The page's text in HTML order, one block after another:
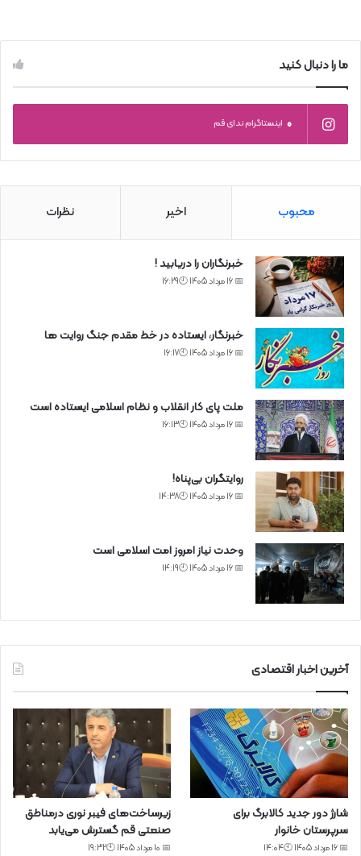
ما را دنبال کنید
0 اینستاگرام ندای قم
محبوب اخیر نظرات
خبرنگاران را دریابید !
📅 16 مرداد 1405 🕙16:29
خبرنگار، ایستاده در خط مقدم جنگ روایت ها
📅 16 مرداد 1405 🕙16:17
ملت پای کار انقلاب و نظام اسلامی ایستاده است
📅 16 مرداد 1405 🕙16:13
روایتگران بی‌پناه!
📅 16 مرداد 1405 🕙14:38
وحدت نیاز امروز امت اسلامی است
📅 16 مرداد 1405 🕙14:19
آخرین اخبار اقتصادی
شارژ دور جدید کالابرگ برای
سرپرستان خانوار
📅 16 مرداد 1405 🕙14:04
زیرساخت‌های فیبر نوری درمناطق
صنعتی قم گسترش می‌یابد
📅 10 مرداد 1405 🕙19:32